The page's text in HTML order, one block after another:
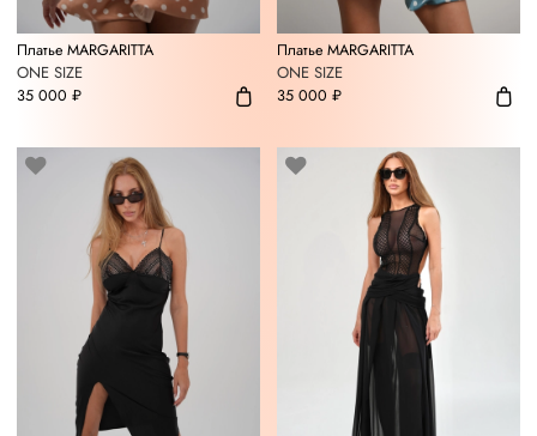
Платье MARGARITTA
ONE SIZE
35 000 ₽
Платье MARGARITTA
ONE SIZE
35 000 ₽